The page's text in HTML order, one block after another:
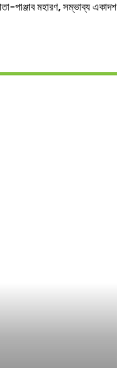
পাঞ্জাব মহারণ, সম্ভাব্য একাদশ